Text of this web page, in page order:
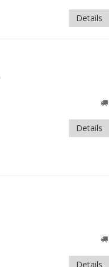
Details
Details
Details